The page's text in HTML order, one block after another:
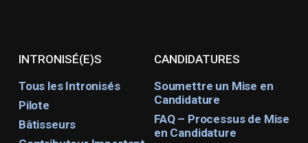
INTRONISÉ(E)S
Tous les Intronisés
Pilote
Bâtisseurs
CANDIDATURES
Soumettre un Mise en
Candidature
FAQ – Processus de Mise
en Candidature